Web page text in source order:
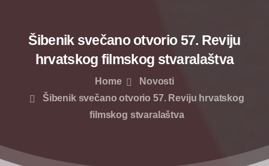
Šibenik svečano otvorio 57. Reviju
hrvatskog filmskog stvaralaštva
Home
Novosti
Šibenik svečano otvorio 57. Reviju hrvatskog
filmskog stvaralaštva